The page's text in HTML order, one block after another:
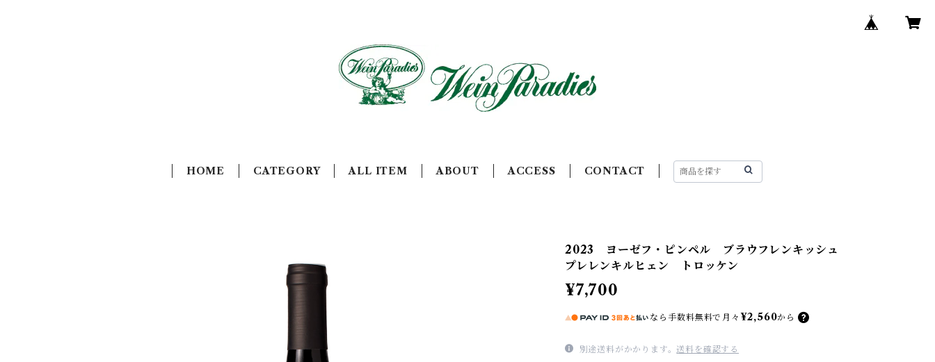
HOME CATEGORY ALL ITEM ABOUT ACCESS CONTACT
2023 ヨーゼフ・ピンペル ブラウフレンキッシュ
プレレンキルヒェン トロッケン
¥7,700
なら 手数料無料で 月々 ¥2,560から
別途送料がかかります。送料を確認する